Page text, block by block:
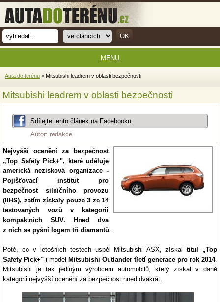
Auta do terénu > Mitsubishi leadrem v oblasti bezpečnosti
Mitsubishi leadrem v oblasti bezpečnosti
Sdílejte tento článek na Facebooku
Autor: redakce
Nejvyšší ocenění za bezpečnost
„Top Safety Pick+", které uděluje
americká nezisková organizace -
Pojišťovací institut pro
bezpečnost silničního provozu
(IIHS), zatím získaly pouze 3 ze 14
testovaných vozů v kategorii
kompaktních SUV. Hned dva
z nich se pyšní logem tří diamantů.
Poté, co v letošních testech uspěl Mitsubishi ASX, získaltitul „Top
Safety Pick+" i model Mitsubishi Outlander třetí generace pro rok 2014.
Mitsubishi je tak jediným výrobcem automobilů, který získal v dané
kategorii nejvyšší ocenění za bezpečnost hned dvakrát.
MENU